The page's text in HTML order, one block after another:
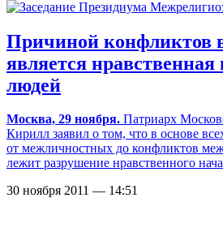
Причиной конфликтов
является нравственная
людей
Москва, 29 ноября. Патриарх
Кирилл заявил о том, что в основе
от межличностных до конфликтов
лежит разрушение нравственного
30 ноября 2011 — 14:51